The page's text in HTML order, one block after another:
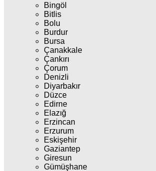
Bingöl
Bitlis
Bolu
Burdur
Bursa
Çanakkale
Çankırı
Çorum
Denizli
Diyarbakır
Düzce
Edirne
Elazığ
Erzincan
Erzurum
Eskişehir
Gaziantep
Giresun
Gümüşhane